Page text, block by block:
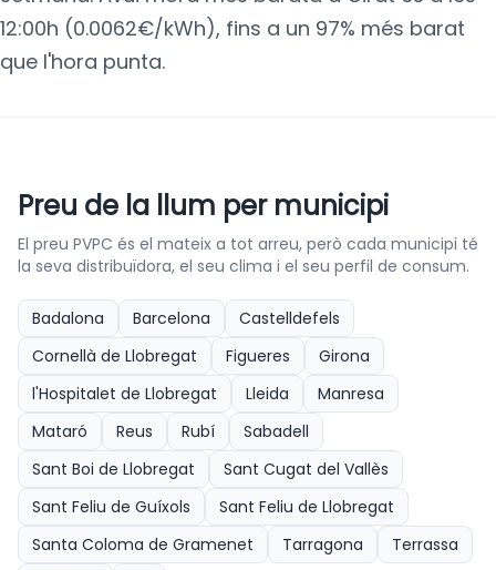
12:00h (0.0062€/kWh), fins a un 97% més barat
que l'hora punta.
Preu de la llum per municipi
El preu PVPC és el mateix a tot arreu, però cada municipi té
la seva distribuïdora, el seu clima i el seu perfil de consum.
Badalona Barcelona
Castelldefels
Cornellà de Llobregat
Figueres
Girona
l'Hospitalet de Llobregat
Lleida
Manresa
Mataró
Reus Rubí
Sabadell
Sant Boi de Llobregat
Sant Cugat del Vallès
Sant Feliu de Guíxols
Sant Feliu de Llobregat
Santa Coloma de Gramenet
Tarragona
Terrassa